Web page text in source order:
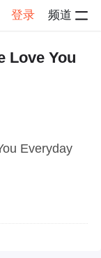
登录 频道
Love You
Everyday